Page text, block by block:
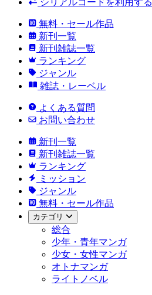
シリアルコードを利用する
無料・セール作品
新刊一覧
新刊雑誌一覧
ランキング
ジャンル
雑誌・レーベル
よくある質問
お問い合わせ
新刊一覧
新刊雑誌一覧
ランキング
ミッション
ジャンル
無料・セール作品
カテゴリ
総合
少年・青年マンガ
少女・女性マンガ
オトナマンガ
ライトノベル